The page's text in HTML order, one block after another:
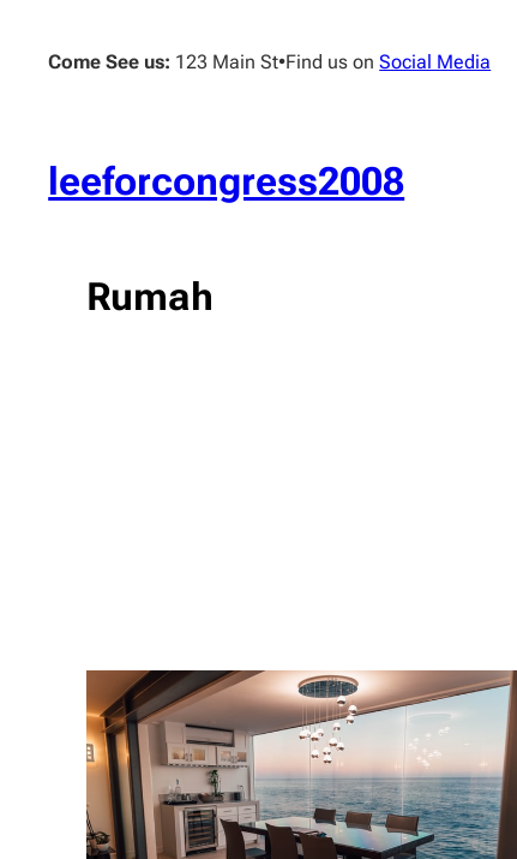
contentCome See us: 123 Main St•Find us onSocial Media
leeforcongress2008
Rumah